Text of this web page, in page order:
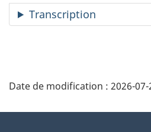
Transcription
é
Date de modification : 2026-07-